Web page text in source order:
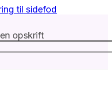
til sidefod
opskrift